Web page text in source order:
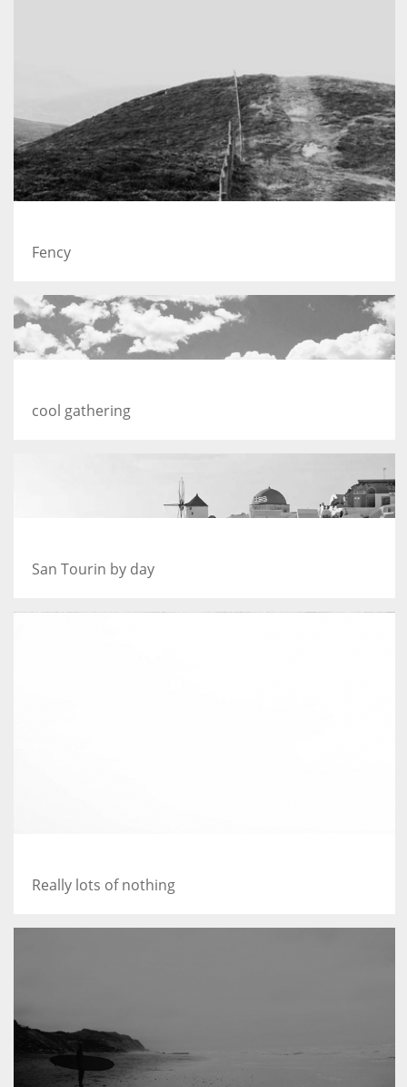
Fency
cool gathering
San Tourin by day
Really lots of nothing